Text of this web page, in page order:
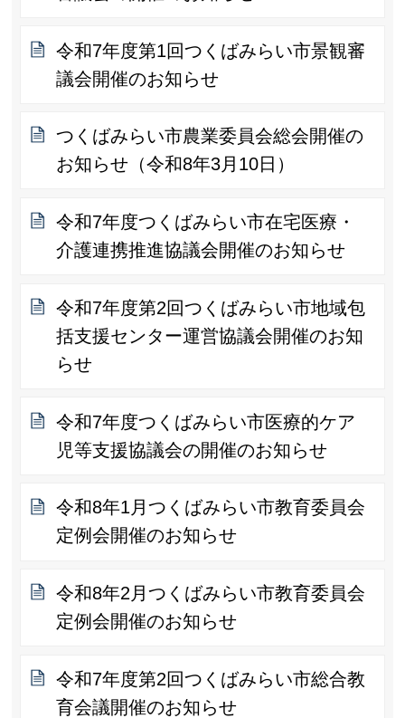
令和7年度第1回つくばみらい市景観審
議会開催のお知らせ
つくばみらい市農業委員会総会開催の
お知らせ（令和8年3月10日）
令和7年度つくばみらい市在宅医療・
介護連携推進協議会開催のお知らせ
令和7年度第2回つくばみらい市地域包
括支援センター運営協議会開催のお知
らせ
令和7年度つくばみらい市医療的ケア
児等支援協議会の開催のお知らせ
令和8年1月つくばみらい市教育委員会
定例会開催のお知らせ
令和8年2月つくばみらい市教育委員会
定例会開催のお知らせ
令和7年度第2回つくばみらい市総合教
育会議開催のお知らせ